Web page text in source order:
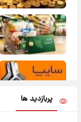
پربازدید ها